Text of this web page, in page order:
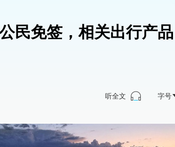
民免签，相关出行产品
听全文 字号